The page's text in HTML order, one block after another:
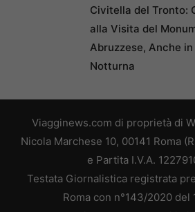
Civitella del Tronto:
alla Visita del
Abruzzese, Anche in
Notturna
Viagginews.com di proprietà di
Nicola Marchese 10, 00141 Roma
e Partita I.V.A.
Testata Giornalistica registrata
Roma con n°143/2020 del